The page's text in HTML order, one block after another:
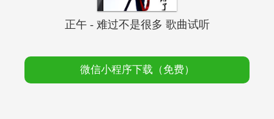
正午 - 难过不是很多 歌曲试听
微信小程序下载（免费）